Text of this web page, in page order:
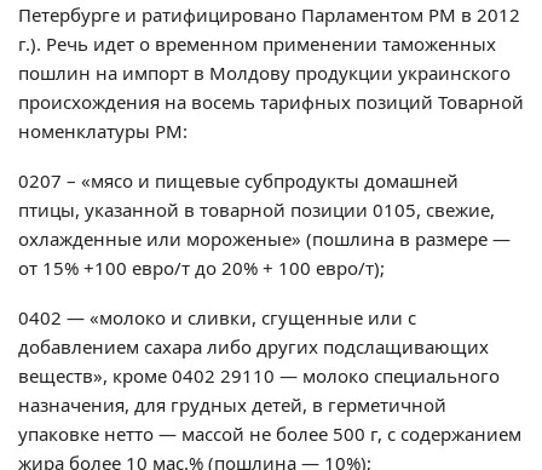
Петербурге и ратифицировано Парламентом РМ в 2012
г.). Речь идет о временном применении таможенных
пошлин на импорт в Молдову продукции украинского
происхождения на восемь тарифных позиций Товарной
номенклатуры РМ:
0207 – «мясо и пищевые субпродукты домашней
птицы, указанной в товарной позиции 0105, свежие,
охлажденные или моро­женые» (пошлина в размере —
от 15% +100 евро/т до 20% + 100 евро/т);
0402 — «молоко и сливки, сгущенные или с
добавлением сахара либо других подслащивающих
веществ», кроме 0402 29110 — молоко специального
назначения, для грудных детей, в герметичной
упаковке нетто — массой не более 500 г, с содержанием
жира более 10 мас.% (пошлина — 10%);